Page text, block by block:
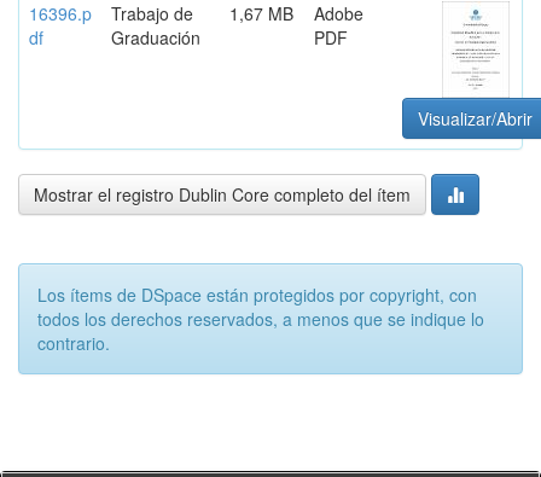
16396.p
df
Trabajo de
Graduación
1,67 MB
Adobe
PDF
Visualizar/Abrir
Mostrar el registro Dublin Core completo del ítem
Los ítems de DSpace están protegidos por copyright, con
todos los derechos reservados, a menos que se indique lo
contrario.